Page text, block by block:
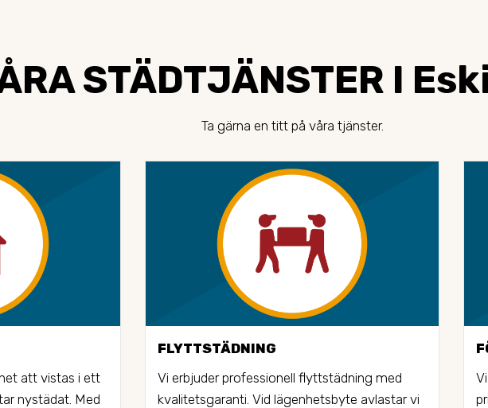
STÄDTJÄNSTER I
Ta gärna en titt på våra tjänster.
att vistas i ett
nystädat. Med
FLYTTSTÄDNING
Vi erbjuder professionell flyttstädning med
kvalitetsgaranti. Vid lägenhetsbyte avlastar vi